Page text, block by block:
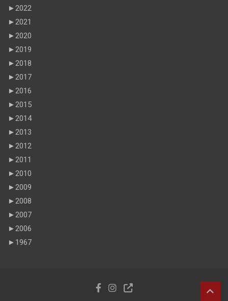
►2022
►2021
►2020
►2019
►2018
►2017
►2016
►2015
►2014
►2013
►2012
►2011
►2010
►2009
►2008
►2007
►2006
► 1967